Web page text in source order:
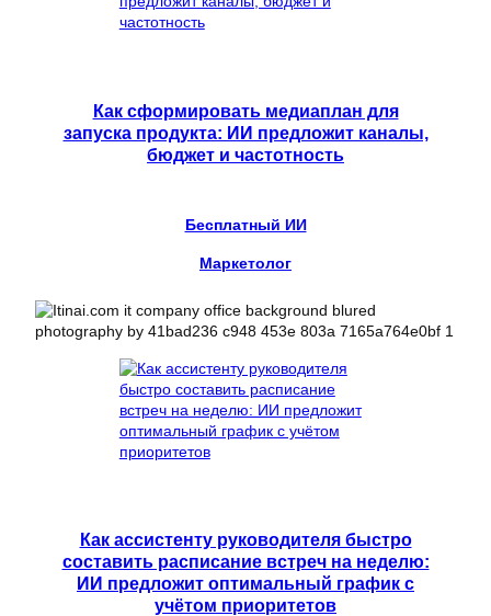
Как сформировать медиаплан для
запуска продукта: ИИ предложит каналы,
бюджет и частотность
Бесплатный ИИ
Маркетолог
Как ассистенту руководителя быстро
составить расписание встреч на неделю:
ИИ предложит оптимальный график с
учётом приоритетов